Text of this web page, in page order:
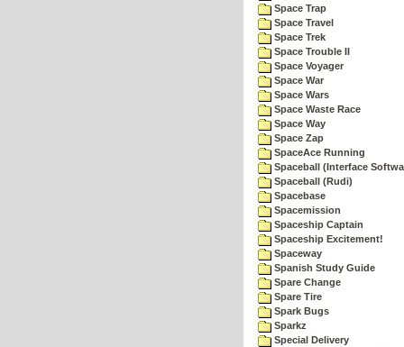
Space Trap
Space Travel
Space Trek
Space Trouble II
Space Voyager
Space War
Space Wars
Space Waste Race
Space Way
Space Zap
SpaceAce Running
Spaceball (Interface
Spaceball (Rudi)
Spacebase
Spacemission
Spaceship Captain
Spaceship Excitement!
Spaceway
Spanish Study Guide
Spare Change
Spare Tire
Spark Bugs
Sparkz
Special Delivery